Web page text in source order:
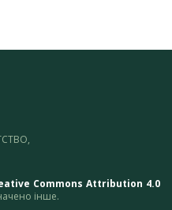
Commons Attribution 4.0
інше.